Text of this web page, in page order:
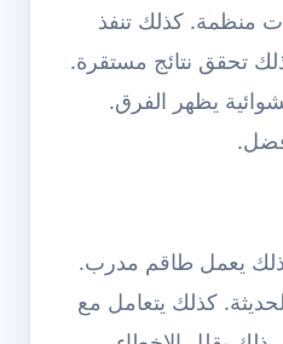
منظمة. كذلك تنفذ
تحقق نتائج مستقرة.
يظهر الفرق.
لذلك يعمل طاقم مدرب.
كذلك يتعامل مع